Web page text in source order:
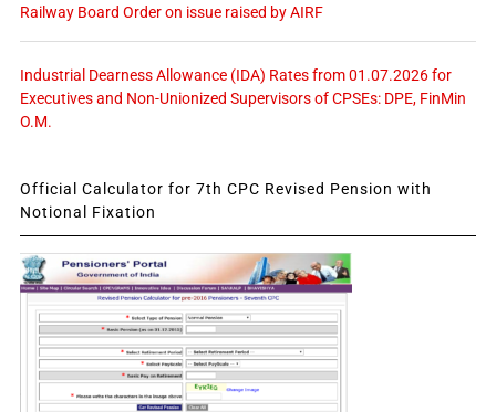
Railway Board Order on issue raised by AIRF
Industrial Dearness Allowance (IDA) Rates from 01.07.2026 for
Executives and Non-Unionized Supervisors of CPSEs: DPE, FinMin
O.M.
Official Calculator for 7th CPC Revised Pension with
Notional Fixation